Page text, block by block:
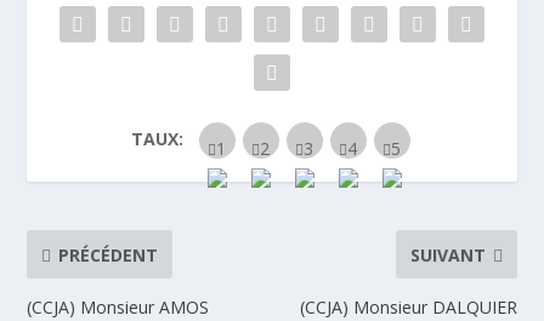
TAUX:
PRÉCÉDENT
(CCJA) Monsieur AMOS
SUIVANT
(CCJA) Monsieur DALQUIER